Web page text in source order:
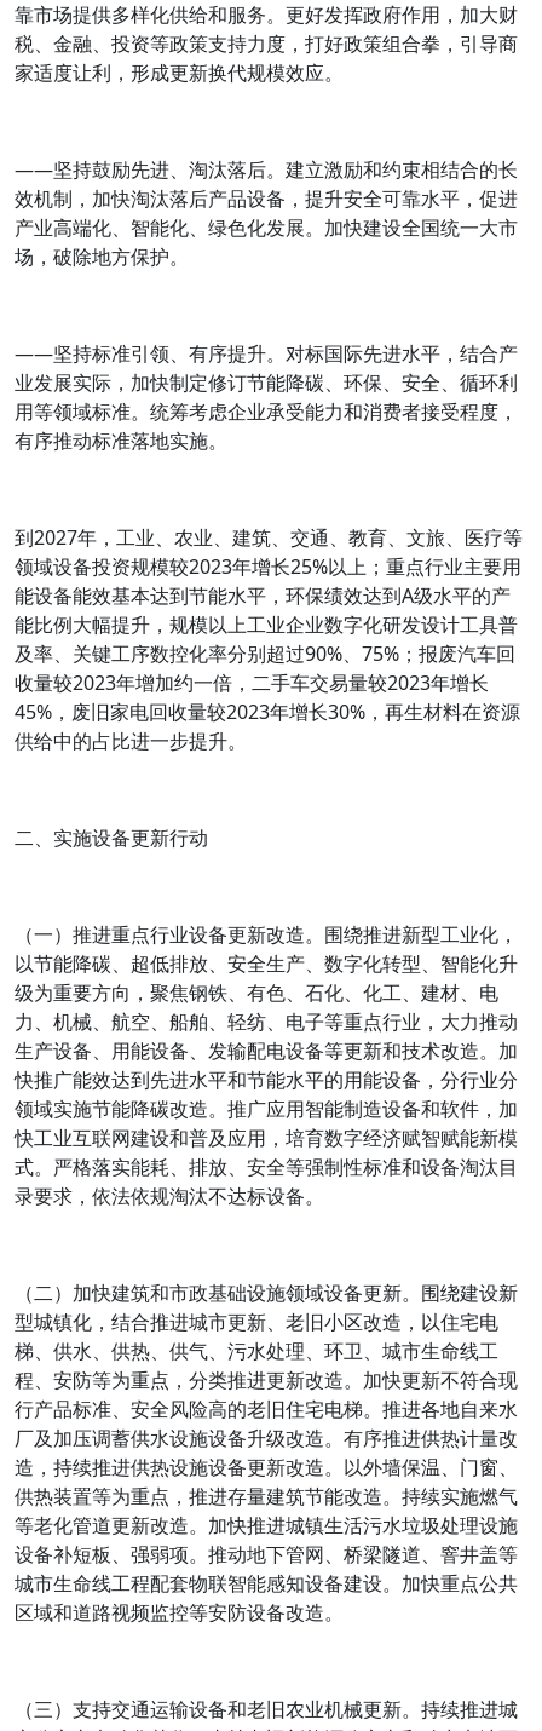
靠市场提供多样化供给和服务。更好发挥政府作用，加大财
税、金融、投资等政策支持力度，打好政策组合拳，引导商
家适度让利，形成更新换代规模效应。
——坚持鼓励先进、淘汰落后。建立激励和约束相结合的长
效机制，加快淘汰落后产品设备，提升安全可靠水平，促进
产业高端化、智能化、绿色化发展。加快建设全国统一大市
场，破除地方保护。
——坚持标准引领、有序提升。对标国际先进水平，结合产
业发展实际，加快制定修订节能降碳、环保、安全、循环利
用等领域标准。统筹考虑企业承受能力和消费者接受程度，
有序推动标准落地实施。
到2027年，工业、农业、建筑、交通、教育、文旅、医疗等
领域设备投资规模较2023年增长25%以上；重点行业主要用
能设备能效基本达到节能水平，环保绩效达到A级水平的产
能比例大幅提升，规模以上工业企业数字化研发设计工具普
及率、关键工序数控化率分别超过90%、75%；报废汽车回
收量较2023年增加约一倍，二手车交易量较2023年增长
45%，废旧家电回收量较2023年增长30%，再生材料在资源
供给中的占比进一步提升。
二、实施设备更新行动
（一）推进重点行业设备更新改造。围绕推进新型工业化，
以节能降碳、超低排放、安全生产、数字化转型、智能化升
级为重要方向，聚焦钢铁、有色、石化、化工、建材、电
力、机械、航空、船舶、轻纺、电子等重点行业，大力推动
生产设备、用能设备、发输配电设备等更新和技术改造。加
快推广能效达到先进水平和节能水平的用能设备，分行业分
领域实施节能降碳改造。推广应用智能制造设备和软件，加
快工业互联网建设和普及应用，培育数字经济赋智赋能新模
式。严格落实能耗、排放、安全等强制性标准和设备淘汰目
录要求，依法依规淘汰不达标设备。
（二）加快建筑和市政基础设施领域设备更新。围绕建设新
型城镇化，结合推进城市更新、老旧小区改造，以住宅电
梯、供水、供热、供气、污水处理、环卫、城市生命线工
程、安防等为重点，分类推进更新改造。加快更新不符合现
行产品标准、安全风险高的老旧住宅电梯。推进各地自来水
厂及加压调蓄供水设施设备升级改造。有序推进供热计量改
造，持续推进供热设施设备更新改造。以外墙保温、门窗、
供热装置等为重点，推进存量建筑节能改造。持续实施燃气
等老化管道更新改造。加快推进城镇生活污水垃圾处理设施
设备补短板、强弱项。推动地下管网、桥梁隧道、窨井盖等
城市生命线工程配套物联智能感知设备建设。加快重点公共
区域和道路视频监控等安防设备改造。
（三）支持交通运输设备和老旧农业机械更新。持续推进城